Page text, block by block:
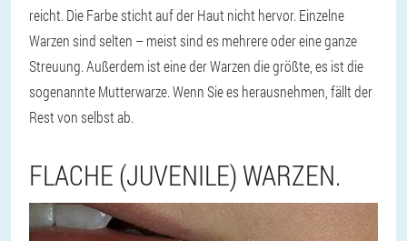
reicht. Die Farbe sticht auf der Haut nicht hervor. Einzelne
Warzen sind selten – meist sind es mehrere oder eine ganze
Streuung. Außerdem ist eine der Warzen die größte, es ist die
sogenannte Mutterwarze. Wenn Sie es herausnehmen, fällt der
Rest von selbst ab.
FLACHE (JUVENILE) WARZEN.